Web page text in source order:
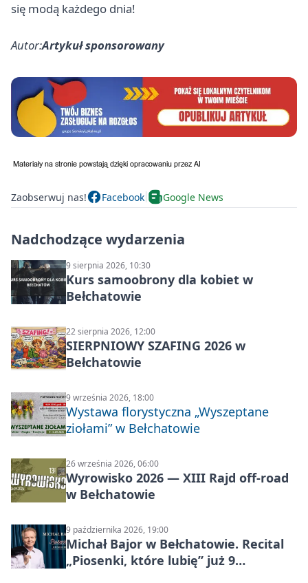
się modą każdego dnia!
Autor:Artykuł sponsorowany
Zaobserwuj nas! Facebook Google News
Nadchodzące wydarzenia
9 sierpnia 2026, 10:30
Kurs samoobrony dla kobiet w
Bełchatowie
22 sierpnia 2026, 12:00
SIERPNIOWY SZAFING 2026 w
Bełchatowie
9 września 2026, 18:00
Wystawa florystyczna „Wyszeptane
ziołami” w Bełchatowie
26 września 2026, 06:00
Wyrowisko 2026 — XIII Rajd off‑road
w Bełchatowie
9 października 2026, 19:00
Michał Bajor w Bełchatowie. Recital
„Piosenki, które lubię” już 9